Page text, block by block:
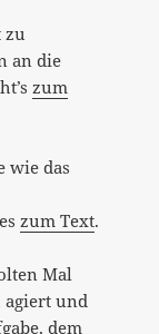
zu
an die
zum
wie das
zum Text.
Mal
agiert und
dem